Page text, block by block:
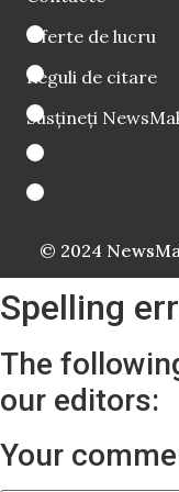
Oferte de lucru
Reguli de citare
Susțineți
© 2024
Spelling
The
our editors:
Your